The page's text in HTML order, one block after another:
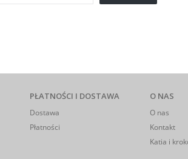
PŁATNOŚCI I DOSTAWA
Dostawa
Płatności
O NAS
O nas
Kontakt
Katia i